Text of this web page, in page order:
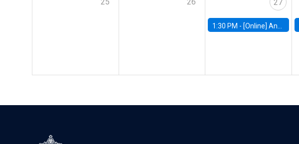
27
1:30 PM - [Online] Ana Tur Prats, UC Merced